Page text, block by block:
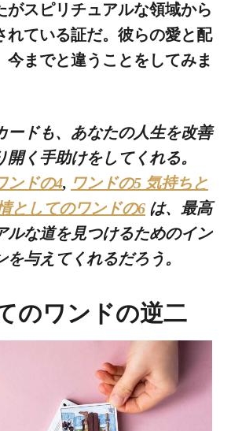
がスピリチュアルな領域から
れている証だ。彼らの愛と配
今までと違うことをしてみま
ードも、あなたの人生を改善
開く手助けをしてくれる。
ンドの4, ワンドの5 気持ちと
としてのワンドの6 は、最高
ルな道を見つけるためのイン
を与えてくれるだろう。
のワンドの逆二